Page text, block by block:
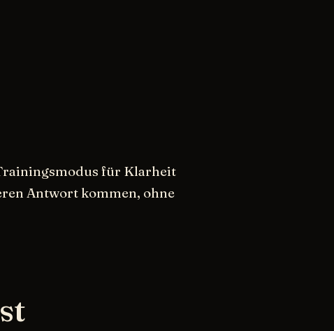
für Klarheit
Antwort kommen, ohne